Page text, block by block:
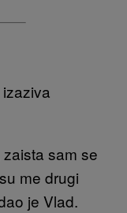
sam se
me drugi
je Vlad.